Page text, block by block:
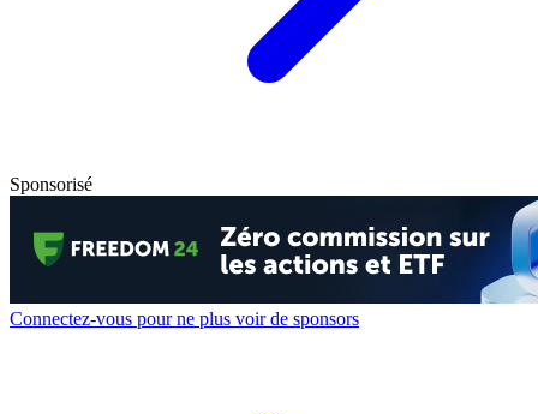
Sponsorisé
Connectez-vous pour ne plus voir de sponsors